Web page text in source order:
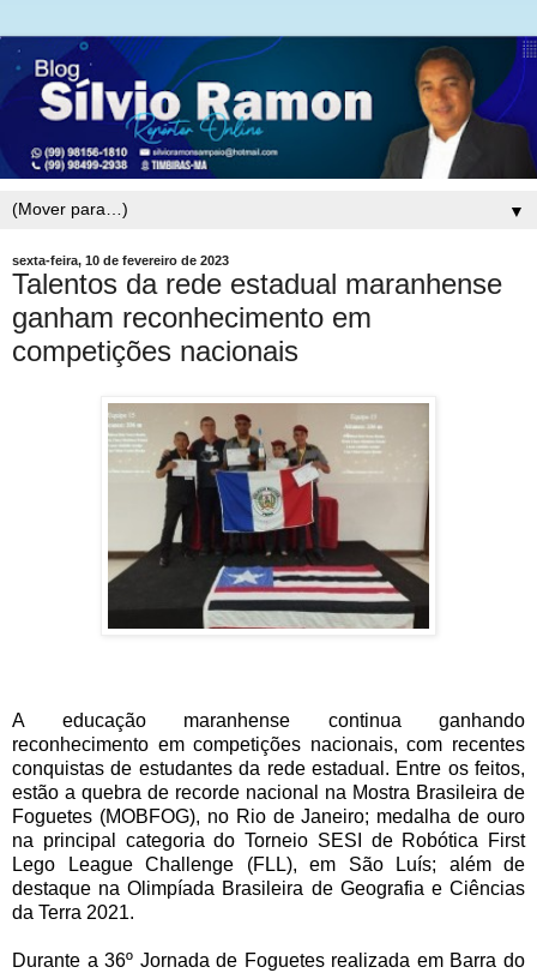
▼
sexta-feira, 10 de fevereiro de 2023
Talentos da rede estadual maranhense
ganham reconhecimento em
competições nacionais
A educação maranhense continua ganhando
reconhecimento em competições nacionais, com recentes
conquistas de estudantes da rede estadual. Entre os feitos,
estão a quebra de recorde nacional na Mostra Brasileira de
Foguetes (MOBFOG), no Rio de Janeiro; medalha de ouro
na principal categoria do Torneio SESI de Robótica First
Lego League Challenge (FLL), em São Luís; além de
destaque na Olimpíada Brasileira de Geografia e Ciências
da Terra 2021.
Durante a 36º Jornada de Foguetes realizada em Barra do